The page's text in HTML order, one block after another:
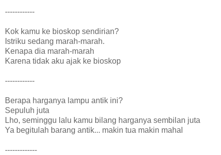
------------
Kok kamu ke bioskop sendirian?
Istriku sedang marah-marah.
Kenapa dia marah-marah
Karena tidak aku ajak ke bioskop
------------
Berapa harganya lampu antik ini?
Sepuluh juta
Lho, seminggu lalu kamu bilang harganya sembilan juta
Ya begitulah barang antik... makin tua makin mahal
-------------